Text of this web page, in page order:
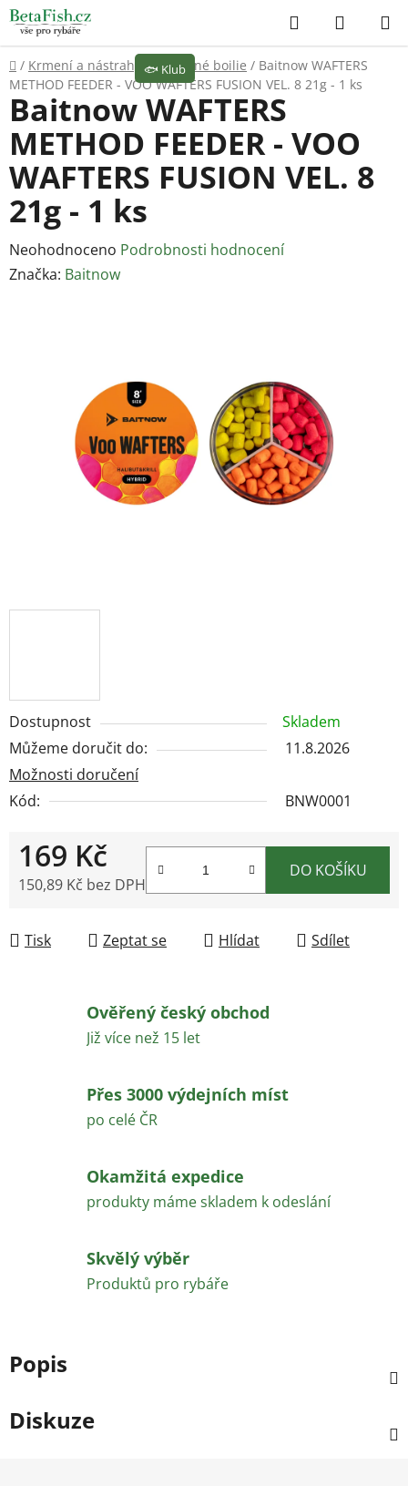
Přejít
na
obsah
Hledat
KOŠÍK
Domů
/ Krmení a nástrahy / Vyvážené boilie / Baitnow WAFTERS
METHOD FEEDER - VOO WAFTERS FUSION VEL. 8 21g - 1 ks
Dostupnost
Skladem
Můžeme doručit do:
11.8.2026
Možnosti doručení
Kód:
BNW0001
169 Kč
150,89 Kč bez DPH
DO KOŠÍKU
Tisk Zeptat se Hlídat Sdílet
Baitnow WAFTERS
METHOD FEEDER - VOO
WAFTERS FUSION VEL. 8
21g - 1 ks
Průměrné
hodnocení
hvězdiček.
Neohodnoceno Podrobnosti hodnocení
Značka: Baitnow
Ověřený český obchod
Již více než 15 let
Přes 3000 výdejních míst
po celé ČR
Okamžitá expedice
produkty máme skladem k odeslání
Skvělý výběr
Produktů pro rybáře
Popis
Diskuze
🐟 Klub